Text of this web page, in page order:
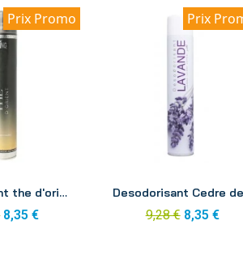
Prix Promo
Desodorisant the d'orient aerosol 750ml
8,35 €
Prix
9,28 € 8,35 €